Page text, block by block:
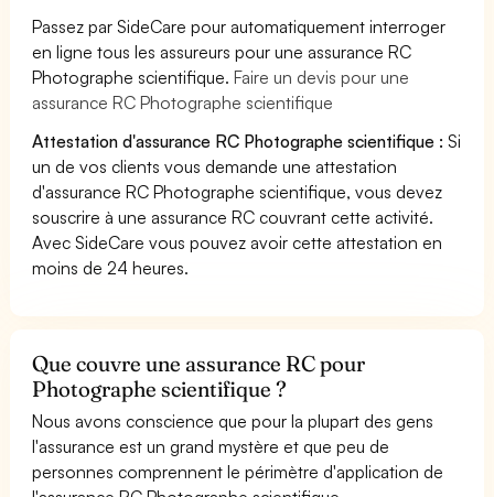
Passez par SideCare pour automatiquement interroger
en ligne tous les assureurs pour une assurance RC
Photographe scientifique.Faire un devis pour une
assurance RC Photographe scientifique
Attestation d'assurance RC Photographe scientifique : Si
un de vos clients vous demande une attestation
d'assurance RC Photographe scientifique, vous devez
souscrire à une assurance RC couvrant cette activité.
Avec SideCare vous pouvez avoir cette attestation en
moins de 24 heures.
Que couvre une assurance RC pour
Photographe scientifique ?
Nous avons conscience que pour la plupart des gens
l'assurance est un grand mystère et que peu de
personnes comprennent le périmètre d'application de